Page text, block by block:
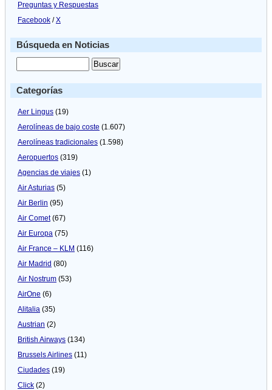
Preguntas y Respuestas
Facebook /X
Búsqueda en Noticias
Categorías
Aer Lingus (19)
Aerolíneas de bajo coste (1.607)
Aerolíneas tradicionales (1.598)
Aeropuertos (319)
Agencias de viajes (1)
Air Asturias (5)
Air Berlin (95)
Air Comet(67)
Air Europa (75)
Air France – KLM (116)
Air Madrid (80)
Air Nostrum (53)
AirOne (6)
Alitalia (35)
Austrian (2)
British Airways (134)
Brussels Airlines (11)
Ciudades (19)
Click (2)